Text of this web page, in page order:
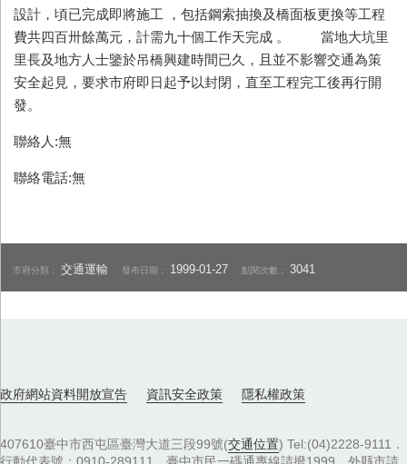
設計，頃已完成即將施工 ，包括鋼索抽換及橋面板更換等工程
費共四百卅餘萬元，計需九十個工作天完成 。 當地大坑里
里長及地方人士鑒於吊橋興建時間已久，且並不影響交通為策
安全起見，要求市府即日起予以封閉，直至工程完工後再行開
發。
聯絡人:無
聯絡電話:無
市府分類：交通運輸 發布日期： 1999-01-27 點閱次數：3041
政府網站資料開放宣告 資訊安全政策 隱私權政策
407610臺中市西屯區臺灣大道三段99號(交通位置) Tel:(04)2228-9111．